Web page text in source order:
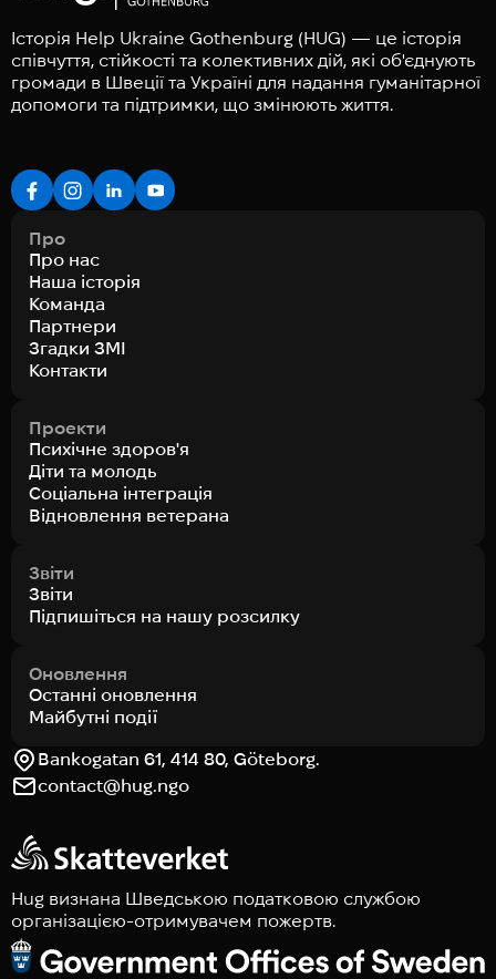
Історія Help Ukraine Gothenburg (HUG) — це історія
співчуття, стійкості та колективних дій, які об'єднують
громади в Швеції та Україні для надання гуманітарної
допомоги та підтримки, що змінюють життя.
Про
Про нас
Наша історія
Команда
Партнери
Згадки ЗМІ
Контакти
Проекти
Психічне здоров'я
Діти та молодь
Соціальна інтеграція
Відновлення ветерана
Звіти
Звіти
Підпишіться на нашу розсилку
Оновлення
Останні оновлення
Майбутні події
Bankogatan 61, 414 80, Göteborg.
contact@hug.ngo
Hug визнана Шведською податковою службою
організацією-отримувачем пожертв.